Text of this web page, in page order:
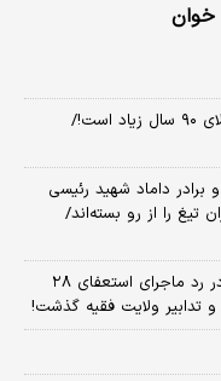
خوان
روحانی اصلاح طلب: ‌لیست مسئولان موثر بالای ۹۰ سال زیاد است!/
برادر داماد شهید رئیسی
را از رو بسته‌اند/
واکنش نماینده تهران به اطلاعیه دفتر رهبری در رد ماجرای استعفای ۲۸
و تدابیر ولایت فقیه گذشت!